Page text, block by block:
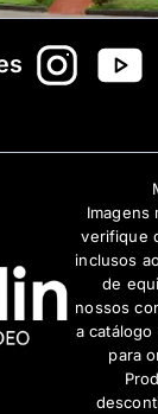
Imagens
verifique
inclusos
de
nossos
a
para